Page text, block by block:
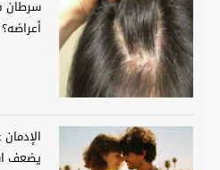
سرطان
أعراضه؟
يضعف